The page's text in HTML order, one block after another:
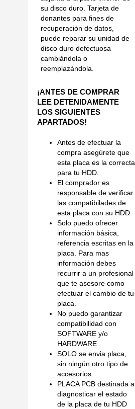
su disco duro. Tarjeta de
donantes para fines de
recuperación de datos,
puede reparar su unidad de
disco duro defectuosa
cambiándola o
reemplazándola.
¡ANTES DE COMPRAR
LEE DETENIDAMENTE
LOS SIGUIENTES
APARTADOS!
Antes de efectuar la
compra asegúrete que
esta placa es la correcta
para tu HDD.
El comprador es
responsable de verificar
las compatibilades de
esta placa con su HDD.
Solo puedo ofrecer
información básica,
referencia escritas en la
placa. Para mas
información debes
recurrir a un profesional
que te asesore como
efectuar el cambio de tu
placa.
No puedo garantizar
compatibilidad con
SOFTWARE y/o
HARDWARE
SOLO se envia placa,
sin ningún otro tipo de
accesorios.
PLACA PCB destinada a
diagnosticar el estado
de la placa de tu HDD